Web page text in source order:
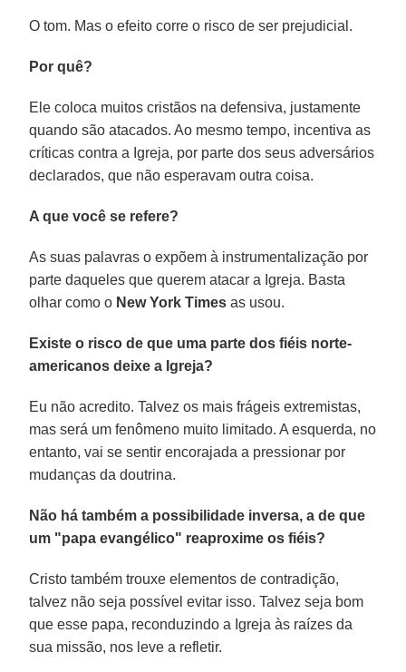
O tom. Mas o efeito corre o risco de ser prejudicial.
Por quê?
Ele coloca muitos cristãos na defensiva, justamente
quando são atacados. Ao mesmo tempo, incentiva as
críticas contra a Igreja, por parte dos seus adversários
declarados, que não esperavam outra coisa.
A que você se refere?
As suas palavras o expõem à instrumentalização por
parte daqueles que querem atacar a Igreja. Basta
olhar como o New York Times as usou.
Existe o risco de que uma parte dos fiéis norte-
americanos deixe a Igreja?
Eu não acredito. Talvez os mais frágeis extremistas,
mas será um fenômeno muito limitado. A esquerda, no
entanto, vai se sentir encorajada a pressionar por
mudanças da doutrina.
Não há também a possibilidade inversa, a de que
um "papa evangélico" reaproxime os fiéis?
Cristo também trouxe elementos de contradição,
talvez não seja possível evitar isso. Talvez seja bom
que esse papa, reconduzindo a Igreja às raízes da
sua missão, nos leve a refletir.